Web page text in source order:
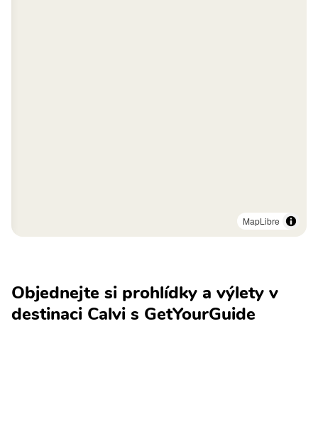
MapLibre
Objednejte si prohlídky a výlety v
destinaci Calvi s GetYourGuide